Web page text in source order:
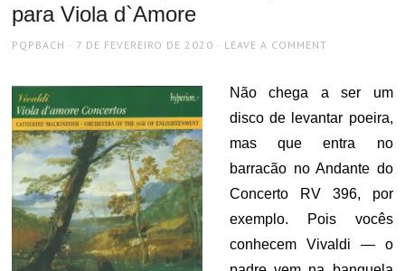
para Viola d`Amore
AUTHOR
PQPBACH
POSTED
7 DE FEVEREIRO DE 2020 LEAVE A COMMENT
Não chega a ser um
disco de levantar poeira,
mas que entra no
barracão no Andante do
Concerto RV 396, por
exemplo. Pois vocês
conhecem Vivaldi — o